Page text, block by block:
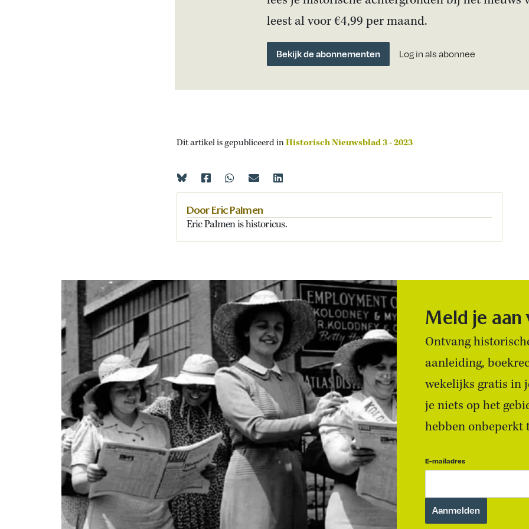
leest al voor €4,99 per maand.
Bekijk de abonnementen Log in als abonnee
Dit artikel is gepubliceerd inHistorisch Nieuwsblad 3 - 2023
Door Eric Palmen
Eric Palmen is historicus.
Meld je
Ontvang
aanleiding,
wekelijks gratis in
je niets op het
hebben onbeperkt
E-mailadres